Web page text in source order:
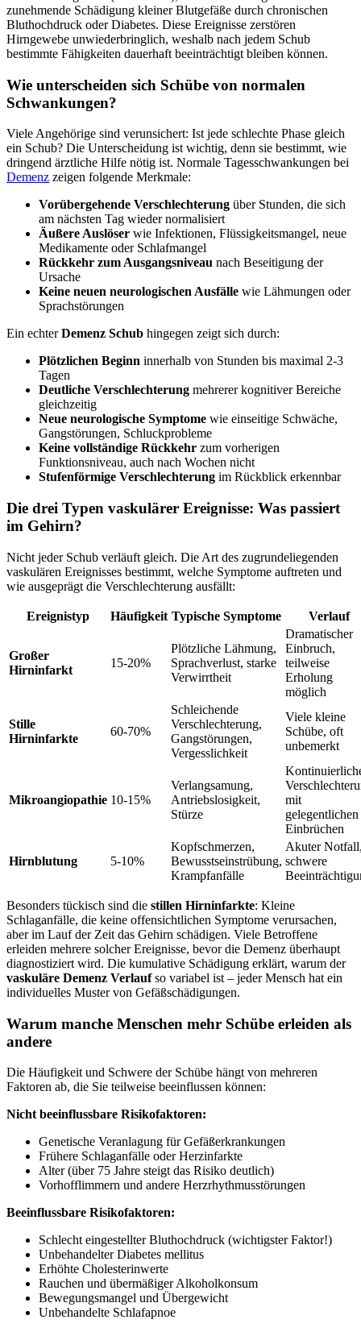
zunehmende Schädigung kleiner Blutgefäße durch chronischen
Bluthochdruck oder Diabetes. Diese Ereignisse zerstören
Hirngewebe unwiederbringlich, weshalb nach jedem Schub
bestimmte Fähigkeiten dauerhaft beeinträchtigt bleiben können.
Wie unterscheiden sich Schübe von normalen
Schwankungen?
Viele Angehörige sind verunsichert: Ist jede schlechte Phase gleich
ein Schub? Die Unterscheidung ist wichtig, denn sie bestimmt, wie
dringend ärztliche Hilfe nötig ist. Normale Tagesschwankungen bei
Demenz zeigen folgende Merkmale:
Vorübergehende Verschlechterung über Stunden, die sich
am nächsten Tag wieder normalisiert
Äußere Auslöser wie Infektionen, Flüssigkeitsmangel, neue
Medikamente oder Schlafmangel
Rückkehr zum Ausgangsniveau nach Beseitigung der
Ursache
Keine neuen neurologischen Ausfälle wie Lähmungen oder
Sprachstörungen
Ein echterDemenz Schub hingegen zeigt sich durch:
Plötzlichen Beginn innerhalb von Stunden bis maximal 2-3
Tagen
Deutliche Verschlechterung mehrerer kognitiver Bereiche
gleichzeitig
Neue neurologische Symptome wie einseitige Schwäche,
Gangstörungen, Schluckprobleme
Keine vollständige Rückkehr zum vorherigen
Funktionsniveau, auch nach Wochen nicht
Stufenförmige Verschlechterung im Rückblick erkennbar
Die drei Typen vaskulärer Ereignisse: Was passiert
im Gehirn?
Nicht jeder Schub verläuft gleich. Die Art des zugrundeliegenden
vaskulären Ereignisses bestimmt, welche Symptome auftreten und
wie ausgeprägt die Verschlechterung ausfällt:
Ereignistyp Häufigkeit Typische Symptome Verlauf
Großer
Hirninfarkt
15-20%
Plötzliche Lähmung,
Sprachverlust, starke
Verwirrtheit
Dramatischer
Einbruch,
teilweise
Erholung
möglich
Stille
Hirninfarkte
60-70%
Schleichende
Verschlechterung,
Gangstörungen,
Vergesslichkeit
Viele kleine
Schübe, oft
unbemerkt
Mikroangiopathie 10-15%
Verlangsamung,
Antriebslosigkeit,
Stürze
mit
gelegentlichen
Einbrüchen
Hirnblutung 5-10%
Kopfschmerzen,
Bewusstseinstrübung,
Krampfanfälle
Akuter
schwere
Besonders tückisch sind die stillen Hirninfarkte: Kleine
Schlaganfälle, die keine offensichtlichen Symptome verursachen,
aber im Lauf der Zeit das Gehirn schädigen. Viele Betroffene
erleiden mehrere solcher Ereignisse, bevor die Demenz überhaupt
diagnostiziert wird. Die kumulative Schädigung erklärt, warum der
vaskuläre Demenz Verlaufso variabel ist – jeder Mensch hat ein
individuelles Muster von Gefäßschädigungen.
Warum manche Menschen mehr Schübe erleiden als
andere
Die Häufigkeit und Schwere der Schübe hängt von mehreren
Faktoren ab, die Sie teilweise beeinflussen können:
Nicht beeinflussbare Risikofaktoren:
Genetische Veranlagung für Gefäßerkrankungen
Frühere Schlaganfälle oder Herzinfarkte
Alter (über 75 Jahre steigt das Risiko deutlich)
Vorhofflimmern und andere Herzrhythmusstörungen
Beeinflussbare Risikofaktoren:
Schlecht eingestellter Bluthochdruck (wichtigster Faktor!)
Unbehandelter Diabetes mellitus
Erhöhte Cholesterinwerte
Rauchen und übermäßiger Alkoholkonsum
Bewegungsmangel und Übergewicht
Unbehandelte Schlafapnoe